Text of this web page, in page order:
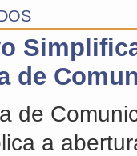
de
de
a